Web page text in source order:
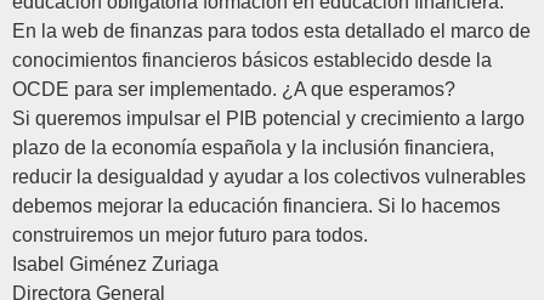
En la web de finanzas para todos esta detallado el marco de
conocimientos financieros básicos establecido desde la
OCDE para ser implementado. ¿A que esperamos?
Si queremos impulsar el PIB potencial y crecimiento a largo
plazo de la economía española y la inclusión financiera,
reducir la desigualdad y ayudar a los colectivos vulnerables
debemos mejorar la educación financiera. Si lo hacemos
construiremos un mejor futuro para todos.
Isabel Giménez Zuriaga
Directora General